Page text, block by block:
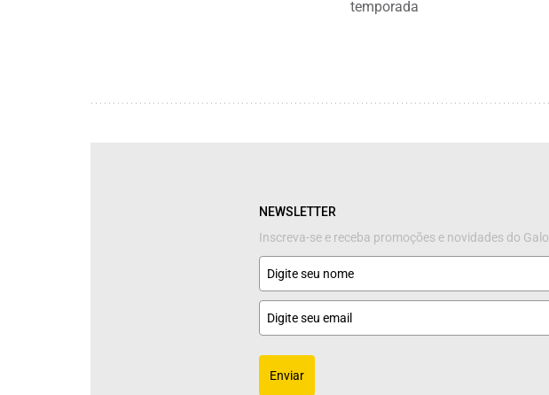
temporada
NEWSLETTER
Inscreva-se e receba promoções e novidades do Galo
Enviar